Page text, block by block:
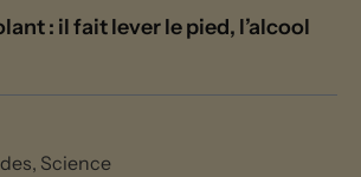
: il fait lever le pied, l’alcool
, Science